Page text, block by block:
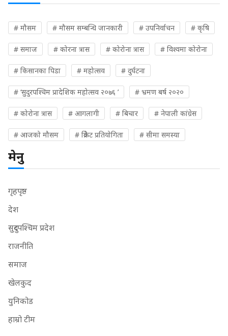
# मौसम # मौसम सम्बन्धि जानकारी # उपनिर्वाचन # कृषि
# समाज # कोरना त्रास # कोरोना त्रास # विश्वमा कोरोना
# किसानका पिडा # महोत्सव # दुर्घटना
# ‘सुदुरपश्चिम प्रादेशिक महोत्सव २०७६ ’ # भ्रमण बर्ष २०२०
# कोरोना त्रास # आगलागी # बिचार # नेपाली कांग्रेस
# आजको मौसम # क्रिकेट प्रतियोगिता # सीमा समस्या
मेनु
गृहपृष्ठ
देश
सुदुरपश्चिम प्रदेश
राजनीति
समाज
खेलकुद
युनिकोड
हाम्रो टीम